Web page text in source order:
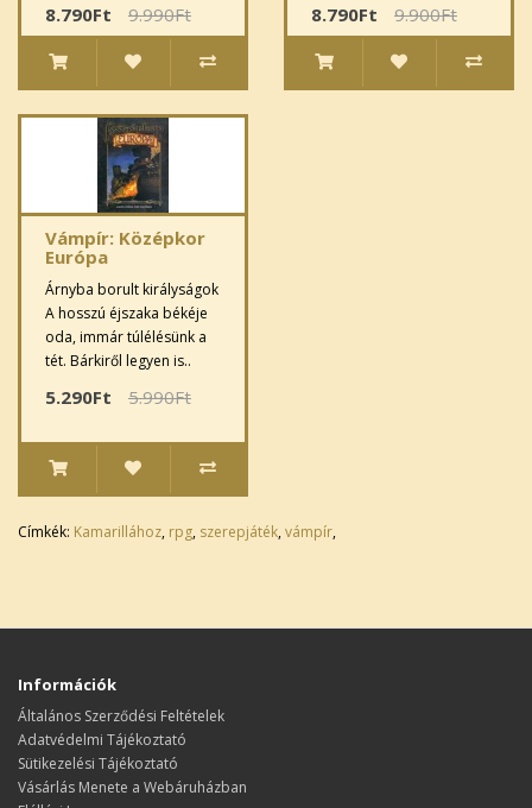
8.790Ft 9.990Ft 8.790Ft 9.900Ft
Vámpír: Középkor
Európa
Árnyba borult királyságok
A hosszú éjszaka békéje
oda, immár túlélésünk a
tét. Bárkiről legyen is..
5.290Ft 5.990Ft
Címkék: Kamarillához, rpg, szerepjáték,vámpír,
Információk
Általános Szerződési Feltételek
Adatvédelmi Tájékoztató
Sütikezelési Tájékoztató
Vásárlás Menete a Webáruházban